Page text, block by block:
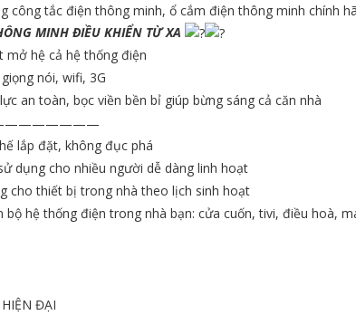
công tắc điện thông minh, ổ cắm điện thông minh chính
MINH ĐIỀU KHIỂN TỪ XA
mở hệ cả hệ thống điện
nói, wifi, 3G
an toàn, bọc viền bền bỉ giúp bừng sáng cả căn nhà
lắp đặt, không đục phá
dụng cho nhiều người dễ dàng linh hoạt
cho thiết bị trong nhà theo lịch sinh hoạt
bộ hệ thống điện trong nhà bạn: cửa cuốn, tivi, điều hoà,
ĐẠI